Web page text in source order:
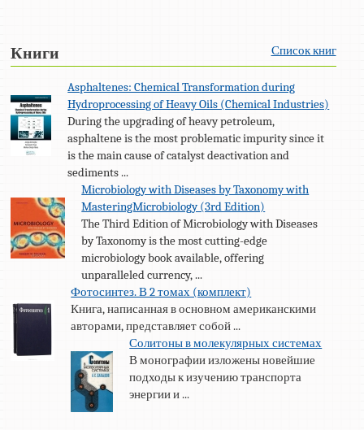
Книги Список книг
Asphaltenes: Chemical Transformation during
Hydroprocessing of Heavy Oils (Chemical Industries)
During the upgrading of heavy petroleum,
asphaltene is the most problematic impurity since it
is the main cause of catalyst deactivation and
sediments ...
Microbiology with Diseases by Taxonomy with
MasteringMicrobiology (3rd Edition)
The Third Edition of Microbiology with Diseases
by Taxonomy is the most cutting-edge
microbiology book available, offering
unparalleled currency, ...
Фотосинтез. В 2 томах (комплект)
Книга, написанная в основном американскими
авторами, представляет собой ...
Солитоны в молекулярных системах
В монографии изложены новейшие
подходы к изучению транспорта
энергии и ...